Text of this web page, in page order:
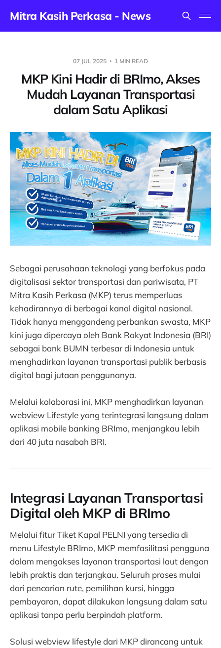
Mitra Kasih Perkasa - News
07 JUL 2025 1 MIN READ
MKP Kini Hadir di BRImo, Akses
Mudah Layanan Transportasi
dalam Satu Aplikasi
Sebagai perusahaan teknologi yang berfokus pada
digitalisasi sektor transportasi dan pariwisata, PT
Mitra Kasih Perkasa (MKP) terus memperluas
kehadirannya di berbagai kanal digital nasional.
Tidak hanya menggandeng perbankan swasta, MKP
kini juga dipercaya oleh Bank Rakyat Indonesia (BRI)
sebagai bank BUMN terbesar di Indonesia untuk
menghadirkan layanan transportasi publik berbasis
digital bagi jutaan penggunanya.
Melalui kolaborasi ini, MKP menghadirkan layanan
webview Lifestyle yang terintegrasi langsung dalam
aplikasi mobile banking BRImo, menjangkau lebih
dari 40 juta nasabah BRI.
Integrasi Layanan Transportasi
Digital oleh MKP di BRImo
Melalui fitur Tiket Kapal PELNI yang tersedia di
menu Lifestyle BRImo, MKP memfasilitasi pengguna
dalam mengakses layanan transportasi laut dengan
lebih praktis dan terjangkau. Seluruh proses mulai
dari pencarian rute, pemilihan kursi, hingga
pembayaran, dapat dilakukan langsung dalam satu
aplikasi tanpa perlu berpindah platform.
Solusi webview lifestyle dari MKP dirancang untuk